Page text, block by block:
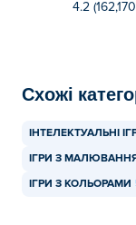
4.2
Схожі
ІНТЕЛЕКТУАЛЬНІ
ІГРИ З
ІГРИ З КОЛЬОРАМИ